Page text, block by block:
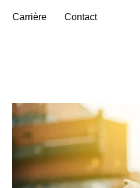
Carrière Contact